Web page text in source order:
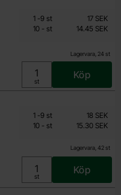
Lagervara, 24 st
14.45 SEK
Enhet:
st
Köp
Mängdrabatt
Antal Pris /st
1 -till
9 st
17 SEK
10 - till
st 14.45 SEK
Lagervara, 42 st
15.30 SEK
Enhet:
st
Köp
Mängdrabatt
Antal Pris /st
1 -till
9 st
18 SEK
10 - till
st 15.30 SEK